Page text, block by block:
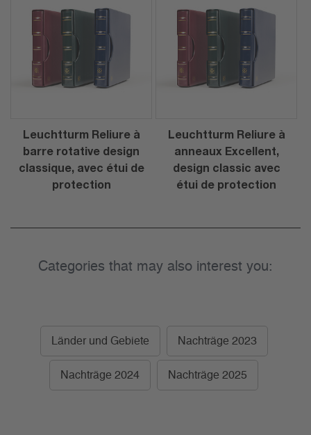
Leuchtturm Reliure à
barre rotative design
classique, avec étui de
protection
Leuchtturm Reliure à
anneaux Excellent,
design classic avec
étui de protection
Categories that may also interest you:
Länder und Gebiete Nachträge 2023
Nachträge 2024 Nachträge 2025